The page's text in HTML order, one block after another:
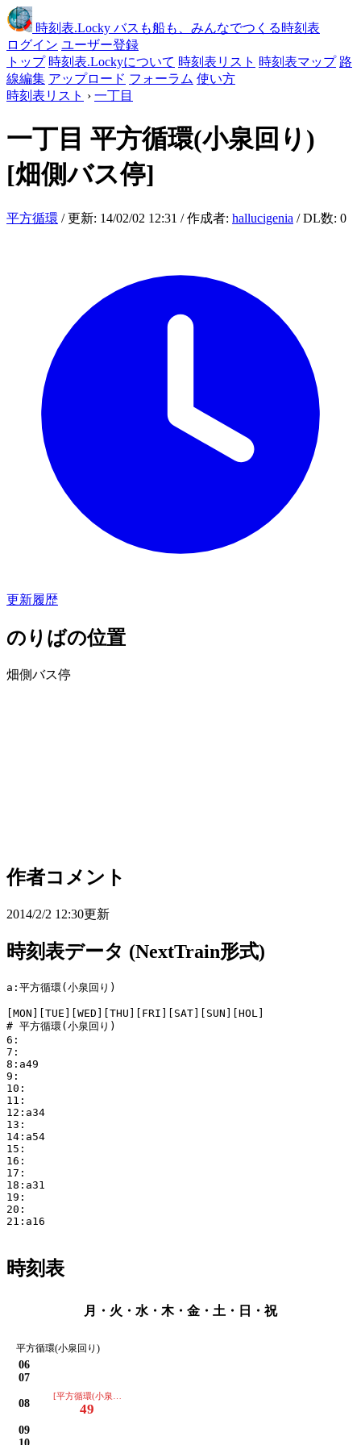
時刻表.Locky バスも船も、みんなでつくる時刻表
ログイン ユーザー登録
トップ 時刻表.Lockyについて 時刻表リスト 時刻表マップ 路
線編集 アップロード フォーラム 使い方
時刻表リスト › 一丁目
一丁目 平方循環(小泉回り)
[畑側バス停]
平方循環 / 更新: 14/02/02 12:31 / 作成者: hallucigenia / DL数: 0
更新履歴
のりばの位置
畑側バス停
作者コメント
2014/2/2 12:30更新
時刻表データ (NextTrain形式)
a:平方循環(小泉回り)
[MON][TUE][WED][THU][FRI][SAT][SUN][HOL]
# 平方循環(小泉回り)
6:
7:
8:a49
9:
10:
11:
12:a34
13:
14:a54
15:
16:
17:
18:a31
19:
20:
21:a16
時刻表
月・火・水・木・金・土・日・祝
平方循環(小泉回り)
06
07
08
[平方循環(小泉回り)]
49
09